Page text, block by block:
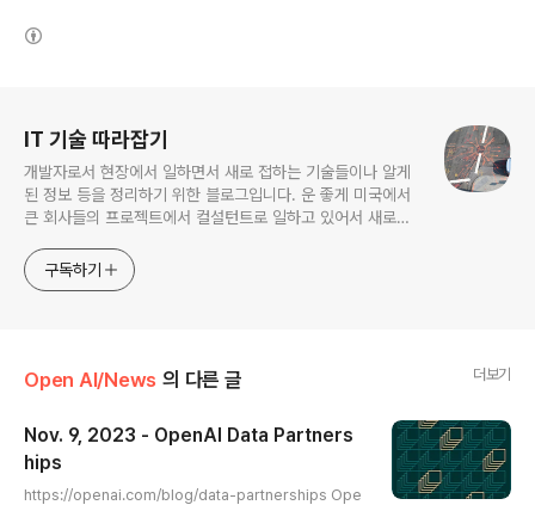
IT 기술 따라잡기
개발자로서 현장에서 일하면서 새로 접하는 기술들이나 알게
된 정보 등을 정리하기 위한 블로그입니다. 운 좋게 미국에서
큰 회사들의 프로젝트에서 컬설턴트로 일하고 있어서 새로운
사용되는 툴들에 대해 많은 분들과 정보를 공유하고 싶습니다.
구독하기
Open AI/News 의 다른 글 더보기
Nov. 9, 2023 - OpenAI Data Partners
hips
https://openai.com/blog/data-partnerships Ope